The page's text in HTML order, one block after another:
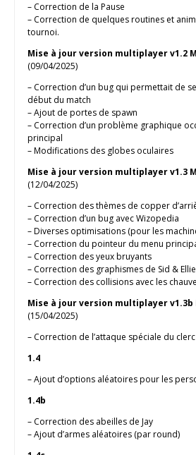
– Correction de la Pause
– Correction de quelques routines et
tournoi.
Mise à jour version multiplayer v1.2
(09/04/2025)
– Correction d’un bug qui permettait de
début du match
– Ajout de portes de spawn
– Correction d’un problème graphique
principal
– Modifications des globes oculaires
Mise à jour version multiplayer v1.3
(12/04/2025)
– Correction des thèmes de copper
– Correction d’un bug avec Wizopedia
– Diverses optimisations (pour les
– Correction du pointeur du menu
– Correction des yeux bruyants
– Correction des graphismes de Sid & Ellie
– Correction des collisions avec les
Mise à jour version multiplayer v1.3b
(15/04/2025)
– Correction de l’attaque spéciale du clerc
1.4
– Ajout d’options aléatoires pour les
1.4b
– Correction des abeilles de Jay
– Ajout d’armes aléatoires (par round)